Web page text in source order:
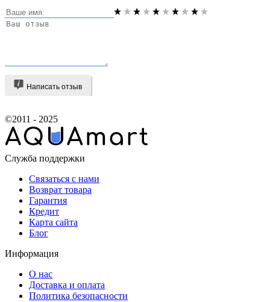
Написать отзыв
©2011 - 2025
Служба поддержки
Связаться с нами
Возврат товара
Гарантия
Кредит
Карта сайта
Блог
Информация
О нас
Доставка и оплата
Политика безопасности